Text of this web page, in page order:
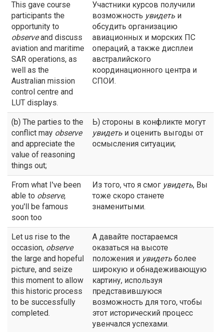
This gave course
participants the
opportunity to
observeand discuss
aviation and maritime
SAR operations, as
well as the
Australian mission
control centre and
LUT displays.
Участники курсов получили
возможность увидеть и
обсудить организацию
авиационных и морских ПС
операций, а также дисплеи
австралийского
координационного центра и
СПОИ.
(b) The parties to the
conflict may observe
and appreciate the
value of reasoning
things out;
Ь) стороны в конфликте могут
увидеть и оценить выгоды от
осмысления ситуации;
From what I've been
able to observe,
you'll be famous
soon too
Из того, что я смог увидеть, Вы
тоже скоро станете
знаменитыми.
Let us rise to the
occasion, observe
the large and hopeful
picture, and seize
this moment to allow
this historic process
to be successfully
completed.
А давайте постараемся
оказаться на высоте
положения и увидеть более
широкую и обнадеживающую
картину, используя
представившуюся
возможность для того, чтобы
этот исторический процесс
увенчался успехами.